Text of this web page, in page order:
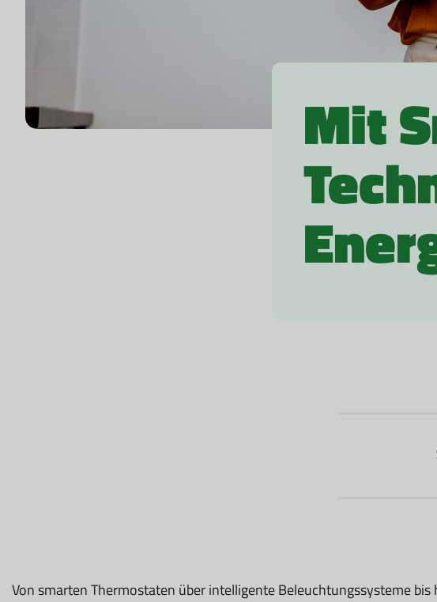
Mit
Von smarten Thermostaten über intelligente Beleuchtungssysteme